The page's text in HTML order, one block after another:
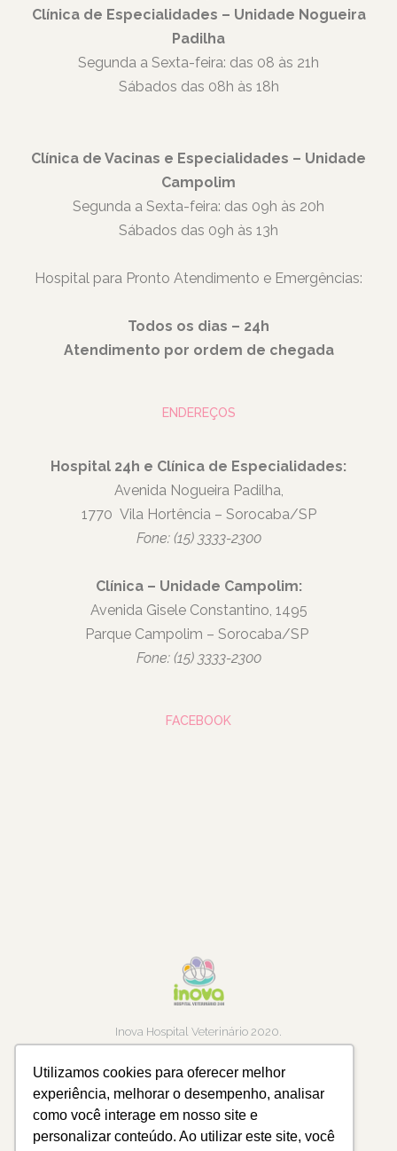
Utilizamos cookies para oferecer melhor
experiência, melhorar o desempenho, analisar
como você interage em nosso site e
personalizar conteúdo. Ao utilizar este site, você
Clínica de Especialidades – Unidade Nogueira
Padilha
Segunda a Sexta-feira: das 08 às 21h
Sábados das 08h às 18h
Clínica de Vacinas e Especialidades – Unidade
Campolim
Segunda a Sexta-feira: das 09h às 20h
Sábados das 09h às 13h
Hospital para Pronto Atendimento e Emergências:
Todos os dias – 24h
Atendimento por ordem de chegada
ENDEREÇOS
Hospital 24h e Clínica de Especialidades:
Avenida Nogueira Padilha,
1770 Vila Hortência – Sorocaba/SP
Fone: (15) 3333-2300
Clínica – Unidade Campolim:
Avenida Gisele Constantino, 1495
Parque Campolim – Sorocaba/SP
Fone: (15) 3333-2300
FACEBOOK
Inova Hospital Veterinário 2020.
Todos os direitos Reservados
24h